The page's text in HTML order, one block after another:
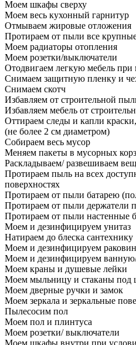
Моем шкафы сверху
Моем весь кухонный гарнитур
Отмываем жировые отложения
Протираем от пыли все
Моем радиаторы отопления
Моем розетки/выключатели
Отодвигаем легкую мебель при
Снимаем защитную пленку и
Снимаем скотч
Избавляем от строительной
Избавляем мебель от
Оттираем следы и капли
(не более 2 см диаметром)
Собираем весь мусор
Меняем пакеты в мусорных
Раскладываем/ развешиваем
Протираем пыль на всех
поверхностях
Протираем от пыли батарею
Протираем от пыли держатели
Протираем от пыли настенные
Моем и дезинфицируем унитаз
Натираем до блеска сантехнику
Моем и дезинфицируем
Моем и дезинфицируем
Моем краны и душевые лейки
Моем мыльницу и стаканы под
Моем дверные ручки и замок
Моем зеркала и зеркальные
Пылесосим пол
Моем пол и плинтуса
Моем розетки/ выключатели
Моем шкафы внутри при